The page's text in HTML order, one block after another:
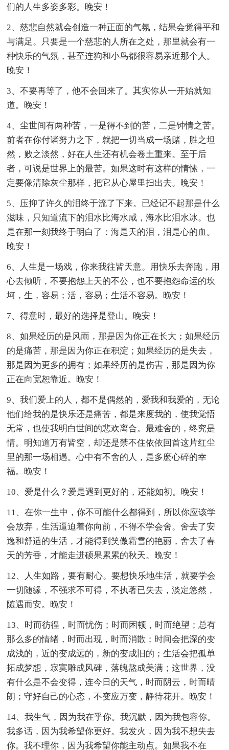
们的人生多姿多彩。晚安！
2、慈悲自然就会创造一种正面的气氛，结果会觉得平和
与满足。只要是一个慈悲的人所在之处，那里就会有一
种快乐的气氛，甚至连狗和小鸟都很容易亲近那个人。
晚安！
3、不要再等了，他不会回来了。其实你从一开始就知
道。晚安！
4、尘世间有两种苦，一是得不到的苦，二是钟情之苦。
前者在你付诸努力之下，就把一切当成一场赌，胜之坦
然，败之淡然，好在人生还有机会卷土重来。至于后
者，可说是世界上的最苦。如果这时有这样的情愫，一
定要像清除灰尘那样，把它从心屋里扫出去。晚安！
5、压抑了许久的泪终于流了下来。已经记不起那是什么
滋味，只知道流下的泪水比海水咸，海水比泪水冰。也
是在那一刻我终于明白了：海是天的泪，泪是心的血。
晚安！
6、人生是一场戏，你来我往皆天意。用快乐去奔跑，用
心去倾听，不要抱怨上天的不公，也不要抱怨命运的坎
坷，生，容易；活，容易；生活不容易。晚安！
7、得意时，最好的选择是登山。晚安！
8、如果经历的是风雨，那是因为你正在长大；如果经历
的是痛苦，那是因为你正在积淀；如果经历的是失去，
那是因为更多的拥有；如果经历的是伤害，那是因为你
正在向宽恕靠近。晚安！
9、我们爱上的人，都不是偶然的，爱我和我爱的，无论
他们给我的是快乐还是痛苦，都是来度我的，使我觉悟
无常，也使我明白世间的悲欢离合。最难舍的，终究是
情。明知道万有皆空，却还是禁不住依依回首这片红尘
里的那一场相遇。心中有不舍的人，是多麽心碎的幸
福。晚安！
10、爱是什么？爱是遇到更好的，还能如初。晚安！
11、在你一生中，你不可能什么都得到，所以你应该学
会放弃，生活逼迫着你向前，不得不学会舍。舍去了安
逸和舒适的生活，才能得到笑傲霜雪的艳丽，舍去了春
天的芳香，才能走进硕果累累的秋天。晚安！
12、人生如路，要有耐心。要想快乐地生活，就要学会
一切随缘，不强求不可得，不执著已失去，淡定悠然，
随遇而安。晚安！
13、时而彷徨，时而忧伤；时而困顿，时而绝望；总有
那么多的情绪，时而出现，时而消散；时间会把深的变
成浅的，近的变成远的，新的变成旧的；生活会把孤单
拓成梦想，寂寞雕成风碑，落魄熬成美满；这世界，没
有什么是不会变得，连今日的天气，时而阴云，时而晴
朗；守好自己的心态，不变应万变，静待花开。晚安！
14、我生气，因为我在乎你。我沉默，因为我包容你。
我多话，因为我希望你更好。我发火，因为我不想失去
你。我不理你，因为我希望你能主动点。如果我不在